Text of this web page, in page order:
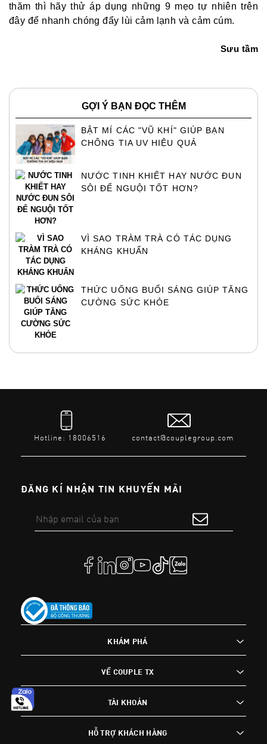
thăm thì hãy thử áp dụng những 9 mẹo tự nhiên trên
đây để nhanh chóng đẩy lùi cảm lạnh và cảm cúm.
Sưu tầm
GỢI Ý BẠN ĐỌC THÊM
BẬT MÍ CÁC "VŨ KHÍ" GIÚP BẠN
CHỐNG TIA UV HIỆU QUẢ
NƯỚC TINH KHIẾT HAY NƯỚC ĐUN
SÔI ĐỂ NGUỘI TỐT HƠN?
VÌ SAO TRÀM TRÀ CÓ TÁC DỤNG
KHÁNG KHUẨN
THỨC UỐNG BUỔI SÁNG GIÚP TĂNG
CƯỜNG SỨC KHỎE
Hotline: 18006516 contact@couplegroup.com
ĐĂNG KÍ NHẬN TIN KHUYẾN MÃI
KHÁM PHÁ
VỀ COUPLE TX
TÀI KHOẢN
HỖ TRỢ KHÁCH HÀNG